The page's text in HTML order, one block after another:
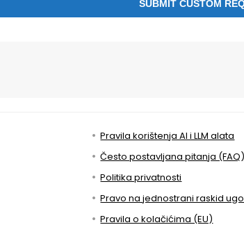
Pravila korištenja AI i LLM alata
Često postavljana pitanja (FAQ)
Politika privatnosti
Pravo na jednostrani raskid
Pravila o kolačićima (EU)